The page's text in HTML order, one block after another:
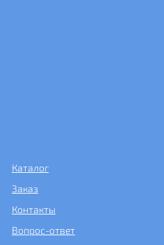
Каталог
Заказ
Контакты
Вопрос-ответ